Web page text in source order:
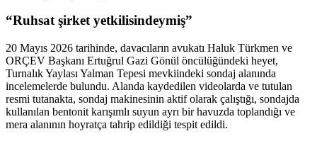
“Ruhsat şirket yetkilisindeymiş”
20 Mayıs 2026 tarihinde, davacıların avukatı Haluk Türkmen ve
ORÇEV Başkanı Ertuğrul Gazi Gönül öncülüğündeki heyet,
Turnalık Yaylası Yalman Tepesi mevkiindeki sondaj alanında
incelemelerde bulundu. Alanda kaydedilen videolarda ve tutulan
resmi tutanakta, sondaj makinesinin aktif olarak çalıştığı, sondajda
kullanılan bentonit karışımlı suyun ayrı bir havuzda toplandığı ve
mera alanının hoyratça tahrip edildiği tespit edildi.